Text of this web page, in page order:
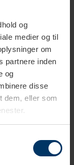
og
medier og til
om
partnere inden
og
disse
dem, eller som
6 kg Hele
DKK1.879,50 DKK